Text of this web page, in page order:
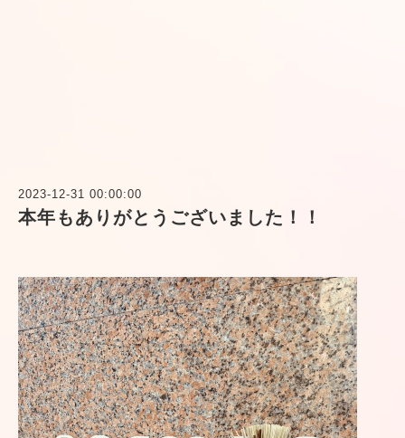
2023-12-31 00:00:00
本年もありがとうございました！！